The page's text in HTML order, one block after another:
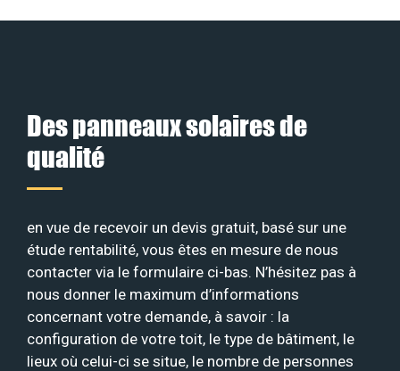
Des panneaux solaires de
qualité
en vue de recevoir un devis gratuit, basé sur une
étude rentabilité, vous êtes en mesure de nous
contacter via le formulaire ci-bas. N’hésitez pas à
nous donner le maximum d’informations
concernant votre demande, à savoir : la
configuration de votre toit, le type de bâtiment, le
lieux où celui-ci se situe, le nombre de personnes